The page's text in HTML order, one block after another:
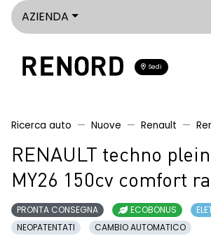
AZIENDA
Sedi
Ricerca auto Nuove Renault
RENAULT techno
MY26 150cv comfort
PRONTA CONSEGNA ECOBONUS
NEOPATENTATI
CAMBIO AUTOMATICO